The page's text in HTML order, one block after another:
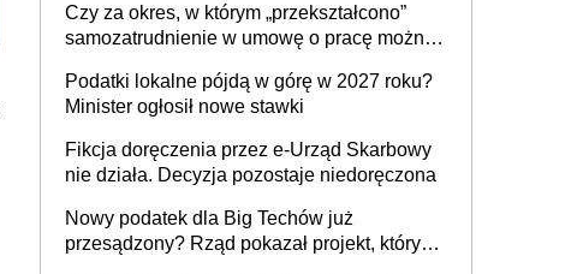
budynków i lokali związanych z
prowadzeniem działalności gospodarczej
Czy za okres, w którym „przekształcono”
samozatrudnienie w umowę o pracę można
umowy cywilnoprawnej jedynym
racjonalnym wyjściem
Podatki lokalne pójdą w górę w 2027 roku?
Minister ogłosił nowe stawki
Fikcja doręczenia przez e-Urząd Skarbowy
nie działa. Decyzja pozostaje niedoręczona
Nowy podatek dla Big Techów już
przesądzony? Rząd pokazał projekt, który